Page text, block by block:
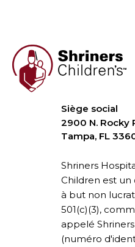
Siège social
2900 N. Rocky
Tampa, FL
Shriners
Children est un
à but non
501(c)(3),
appelé
(numéro